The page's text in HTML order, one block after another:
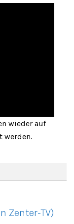
wieder auf
werden.
Zenter-TV)